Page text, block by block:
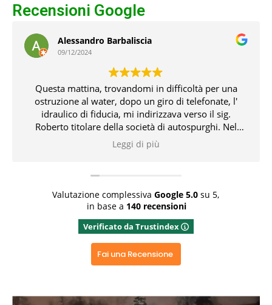
Recensioni Google
Alessandro Barbaliscia
09/12/2024
Questa mattina, trovandomi in difficoltà per una
ostruzione al water, dopo un giro di telefonate, l'
idraulico di fiducia, mi indirizzava verso il sig.
Roberto titolare della società di autospurghi. Nel
pomeriggio, il suddetto, unitamente all' idraulico,
risolvevano l' inconveniente che non pochi problemi
conoscenza delle problematiche e delle relative
soluzioni. Bravissimi entrambi 👏👏👏👍
Grazie x aver dedicato del tempo x una recensione
positiva, grazie ancora
Leggi di più
Valutazione complessiva Google 5.0su 5,
in base a 140 recensioni
Verificato da Trustindex
Fai una Recensione